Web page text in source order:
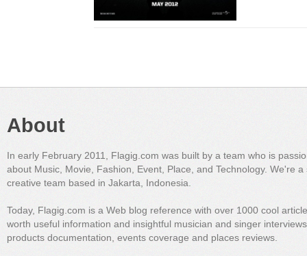
About
In early February 2011, Flagig.com was built by a team who is
about Music, Movie, Fashion, Event, Place, and Technology. We're a
creative team based in Jakarta, Indonesia.
Today, Flagig.com is a Web blog reference with over 1000 cool
worth useful information and insightful musician and singer
products documentation, events coverage and places reviews.